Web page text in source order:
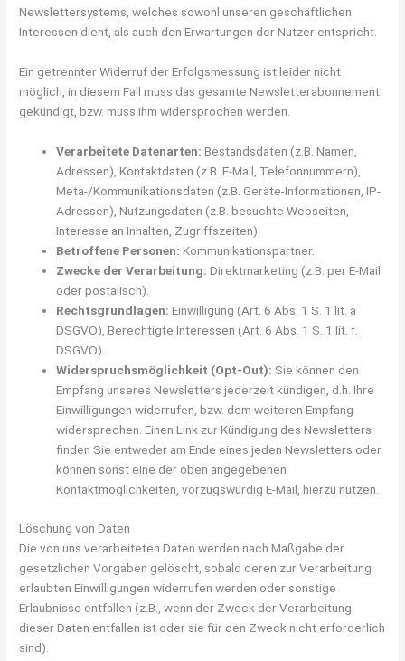
Newslettersystems, welches sowohl unseren geschäftlichen
Interessen dient, als auch den Erwartungen der Nutzer entspricht.
Ein getrennter Widerruf der Erfolgsmessung ist leider nicht
möglich, in diesem Fall muss das gesamte Newsletterabonnement
gekündigt, bzw. muss ihm widersprochen werden.
Verarbeitete Datenarten: Bestandsdaten (z.B. Namen,
Adressen), Kontaktdaten (z.B. E-Mail, Telefonnummern),
Meta-/Kommunikationsdaten (z.B. Geräte-Informationen, IP-
Adressen), Nutzungsdaten (z.B. besuchte Webseiten,
Interesse an Inhalten, Zugriffszeiten).
Betroffene Personen: Kommunikationspartner.
Zwecke der Verarbeitung: Direktmarketing (z.B. per E-Mail
oder postalisch).
Rechtsgrundlagen: Einwilligung (Art. 6 Abs. 1 S. 1 lit. a
DSGVO), Berechtigte Interessen (Art. 6 Abs. 1 S. 1 lit. f.
DSGVO).
Widerspruchsmöglichkeit (Opt-Out): Sie können den
Empfang unseres Newsletters jederzeit kündigen, d.h. Ihre
Einwilligungen widerrufen, bzw. dem weiteren Empfang
widersprechen. Einen Link zur Kündigung des Newsletters
finden Sie entweder am Ende eines jeden Newsletters oder
können sonst eine der oben angegebenen
Kontaktmöglichkeiten, vorzugswürdig E-Mail, hierzu nutzen.
Löschung von Daten
Die von uns verarbeiteten Daten werden nach Maßgabe der
gesetzlichen Vorgaben gelöscht, sobald deren zur Verarbeitung
erlaubten Einwilligungen widerrufen werden oder sonstige
Erlaubnisse entfallen (z.B., wenn der Zweck der Verarbeitung
dieser Daten entfallen ist oder sie für den Zweck nicht erforderlich
sind).